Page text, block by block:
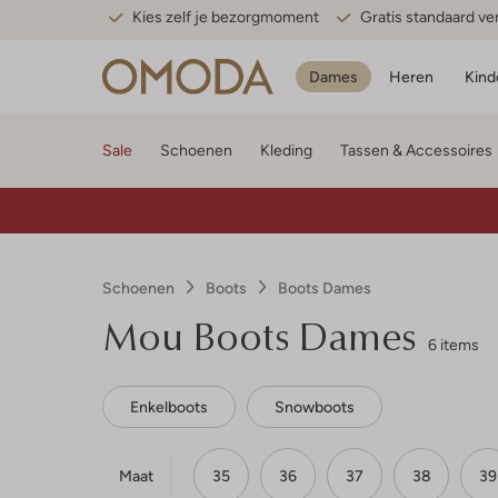
Kies zelf je bezorgmoment Gratis standaard
Dames Heren
Sale Schoenen Kleding Tassen & Accessoires
Schoenen Boots Boots Dames
Mou Boots Dames 6 items
Enkelboots Snowboots
Maat 35 36 37 38 39